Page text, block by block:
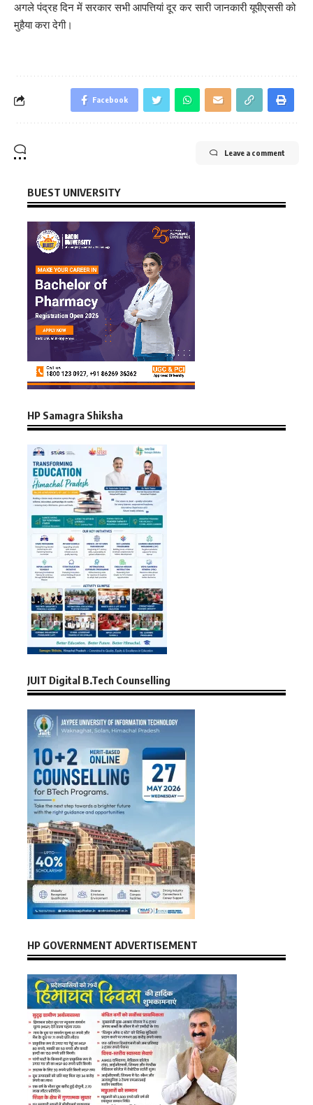
अगले पंद्रह दिन में सरकार सभी आपत्तियां दूर कर सारी जानकारी यूपीएससी को
मुहैया करा देगी।
Facebook
Leave a comment
BUEST UNIVERSITY
HP Samagra Shiksha
JUIT Digital B.Tech Counselling
HP GOVERNMENT ADVERTISEMENT